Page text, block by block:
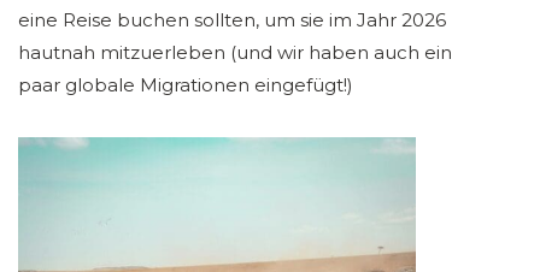
eine Reise buchen sollten, um sie im Jahr 2026
hautnah mitzuerleben (und wir haben auch ein
paar globale Migrationen eingefügt!)